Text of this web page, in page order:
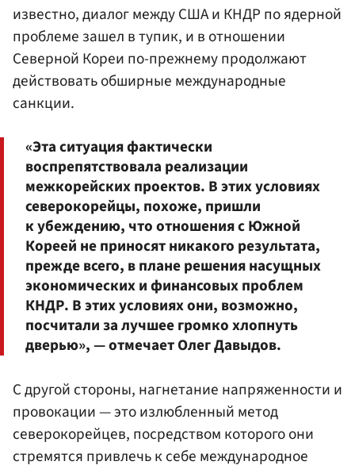
известно, диалог между США и КНДР по ядерной
проблеме зашел в тупик, и в отношении
Северной Кореи по-прежнему продолжают
действовать обширные международные
санкции.
«Эта ситуация фактически
воспрепятствовала реализации
межкорейских проектов. В этих условиях
северокорейцы, похоже, пришли
к убеждению, что отношения с Южной
Кореей не приносят никакого результата,
прежде всего, в плане решения насущных
экономических и финансовых проблем
КНДР. В этих условиях они, возможно,
посчитали за лучшее громко хлопнуть
дверью», — отмечает Олег Давыдов.
С другой стороны, нагнетание напряженности и
провокации — это излюбленный метод
северокорейцев, посредством которого они
стремятся привлечь к себе международное